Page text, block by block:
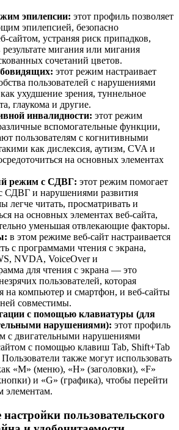
эпилепсии: этот профиль позволяет
эпилепсией, безопасно
сайтом, устраняя риск припадков,
мигания или мигания
сочетаний цветов.
этот режим настраивает
пользователей с нарушениями
ухудшение зрения, туннельное
глаукома и другие.
инвалидности: этот режим
вспомогательные функции,
пользователям с когнитивными
как дислексия, аутизм, CVA и
на основных элементах
режим с СДВГ: этот режим помогает
СДВГ и нарушениями развития
легче читать, просматривать и
на основных элементах веб-сайта,
уменьшая отвлекающие факторы.
в этом режиме веб-сайт настраивается
с программами чтения с экрана,
NVDA, VoiceOver и
для чтения с экрана — это
пользователей, которая
на компьютер и смартфон, и веб-сайты
совместимы.
с помощью клавиатуры (для
нарушениями): этот профиль
с двигательными нарушениями
с помощью клавиш Tab, Shift+Tab
также могут использовать
«M» (меню), «H» (заголовки), «F»
и «G» (графика), чтобы перейти
элементам.
пользовательского